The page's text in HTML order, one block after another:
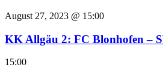
August 27, 2023 @ 15:00
KK Allgäu 2: FC Blonhofen –
15:00